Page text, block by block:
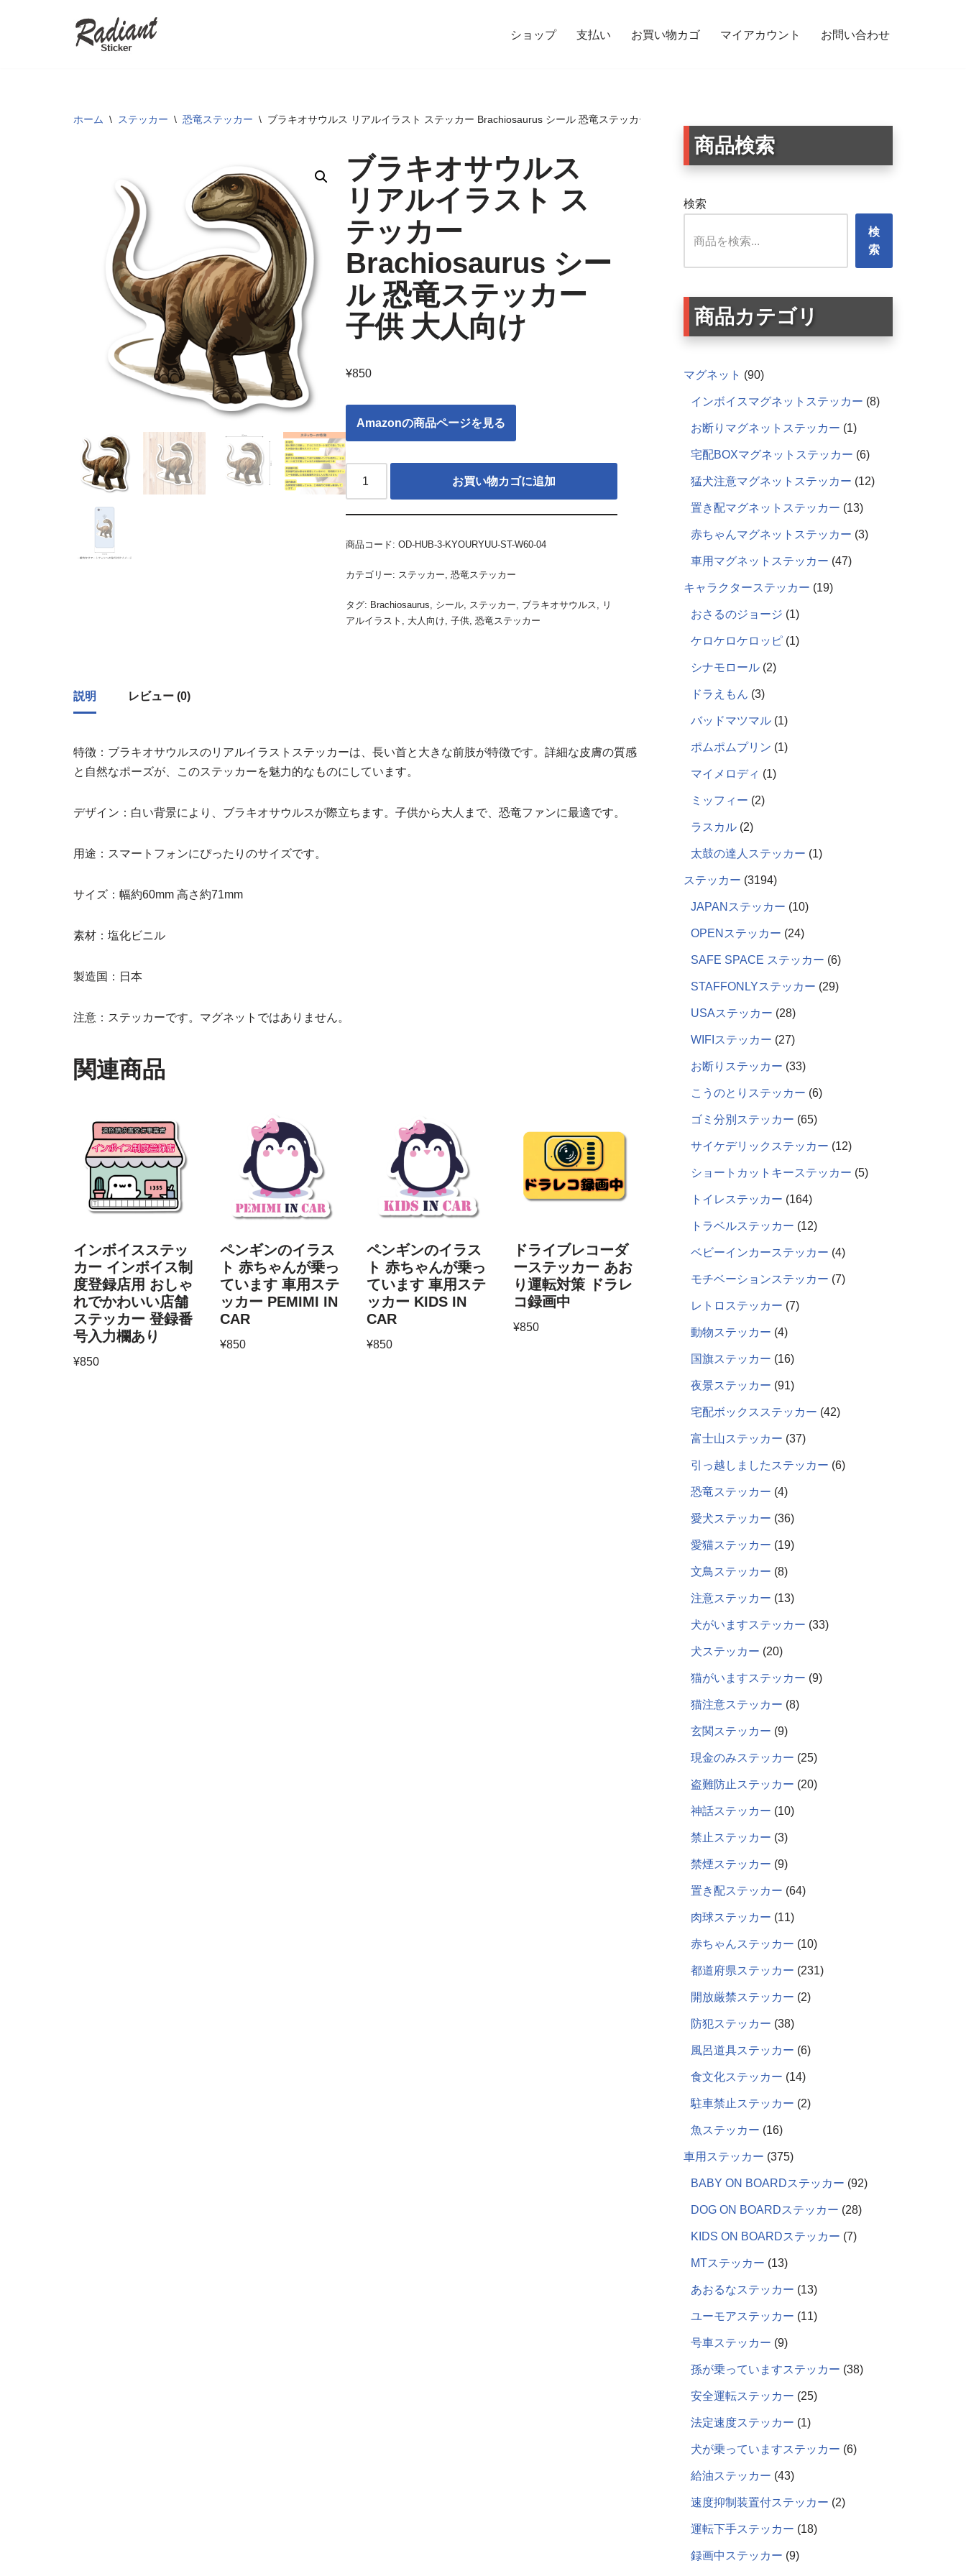
ショップ 支払い お買い物カゴ マイアカウント お問い合わせ
ホーム \ ステッカー \ 恐竜ステッカー \ ブラキオサウルス リアルイラスト ステッカー Brachiosaurus シール 恐竜ステッカー 子供 大人向け
ブラキオサウルス
リアルイラスト ス
テッカー
Brachiosaurus シー
ル 恐竜ステッカー
子供 大人向け
¥850
Amazonの商品ページを見る
お買い物カゴに追加
商品コード: OD-HUB-3-KYOURYUU-ST-W60-04
カテゴリー: ステッカー, 恐竜ステッカー
タグ: Brachiosaurus, シール, ステッカー, ブラキオサウルス, リ
アルイラスト , 大人向け, 子供, 恐竜ステッカー
説明 レビュー (0)
特徴：ブラキオサウルスのリアルイラストステッカーは、長い首と大きな前肢が特徴です。詳細な皮膚の質感
と自然なポーズが、このステッカーを魅力的なものにしています。
デザイン：白い背景により、ブラキオサウルスが際立ちます。子供から大人まで、恐竜ファンに最適です。
用途：スマートフォンにぴったりのサイズです。
サイズ：幅約60mm 高さ約71mm
素材：塩化ビニル
製造国：日本
注意：ステッカーです。マグネットではありません。
関連商品
インボイスステッ
カー インボイス制
度登録店用 おしゃ
れでかわいい店舗
ステッカー 登録番
号入力欄あり
¥850
ペンギンのイラス
ト 赤ちゃんが乗っ
ています 車用ステ
ッカー PEMIMI IN
CAR
¥850
ペンギンのイラス
ト 赤ちゃんが乗っ
ています 車用ステ
ッカー KIDS IN
CAR
¥850
ドライブレコーダ
ーステッカー あお
り運転対策 ドラレ
コ録画中
¥850
商品検索
検索
検
索
商品カテゴリ
マグネット 90
インボイスマグネットステッカー 8
お断りマグネットステッカー 1
宅配BOXマグネットステッカー 6
猛犬注意マグネットステッカー 12
置き配マグネットステッカー 13
赤ちゃんマグネットステッカー 3
車用マグネットステッカー 47
キャラクターステッカー 19
おさるのジョージ 1
ケロケロケロッピ 1
シナモロール 2
ドラえもん 3
バッドマツマル 1
ポムポムプリン 1
マイメロディ 1
ミッフィー 2
ラスカル 2
太鼓の達人ステッカー 1
ステッカー 3194
JAPANステッカー 10
OPENステッカー 24
SAFE SPACE ステッカー 6
STAFFONLYステッカー 29
USAステッカー 28
WIFIステッカー 27
お断りステッカー 33
こうのとりステッカー 6
ゴミ分別ステッカー 65
サイケデリックステッカー 12
ショートカットキーステッカー 5
トイレステッカー 164
トラベルステッカー 12
ベビーインカーステッカー 4
モチベーションステッカー 7
レトロステッカー 7
動物ステッカー 4
国旗ステッカー 16
夜景ステッカー 91
宅配ボックスステッカー 42
富士山ステッカー 37
引っ越しましたステッカー 6
恐竜ステッカー 4
愛犬ステッカー 36
愛猫ステッカー 19
文鳥ステッカー 8
注意ステッカー 13
犬がいますステッカー 33
犬ステッカー 20
猫がいますステッカー 9
猫注意ステッカー 8
玄関ステッカー 9
現金のみステッカー 25
盗難防止ステッカー 20
神話ステッカー 10
禁止ステッカー 3
禁煙ステッカー 9
置き配ステッカー 64
肉球ステッカー 11
赤ちゃんステッカー 10
都道府県ステッカー 231
開放厳禁ステッカー 2
防犯ステッカー 38
風呂道具ステッカー 6
食文化ステッカー 14
駐車禁止ステッカー 2
魚ステッカー 16
車用ステッカー 375
BABY ON BOARDステッカー 92
DOG ON BOARDステッカー 28
KIDS ON BOARDステッカー 7
MTステッカー 13
あおるなステッカー 13
ユーモアステッカー 11
号車ステッカー 9
孫が乗っていますステッカー 38
安全運転ステッカー 25
法定速度ステッカー 1
犬が乗っていますステッカー 6
給油ステッカー 43
速度抑制装置付ステッカー 2
運転下手ステッカー 18
録画中ステッカー 9